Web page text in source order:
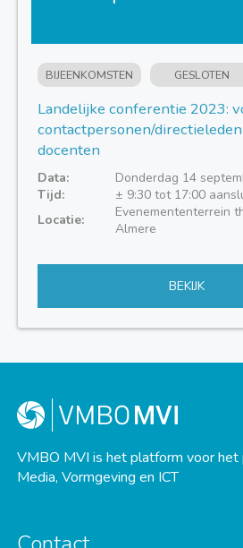
BIJEENKOMSTEN GESLOTEN
Landelijke conferentie 2023:
contactpersonen/
docenten
Data:
Donderdag 14
Tijd:
± 9:30 tot 17:00
Locatie:
Evenemententerrein
Almere
BEKIJK
VMBO MVI is het platform voor
Media, Vormgeving en ICT